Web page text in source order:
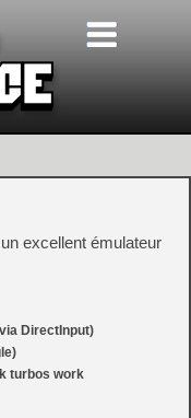
excellent émulateur
DirectInput)
turbos work